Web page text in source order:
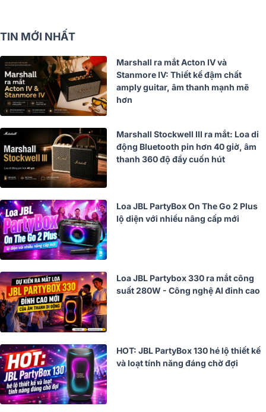
TIN MỚI NHẤT
Marshall ra mắt Acton IV và
Stanmore IV: Thiết kế đậm chất
amply guitar, âm thanh mạnh mẽ
hơn
Marshall Stockwell III ra mắt: Loa di
động Bluetooth pin hơn 40 giờ, âm
thanh 360 độ đầy cuốn hút
Loa JBL PartyBox On The Go 2 Plus
lộ diện với nhiều nâng cấp mới
Loa JBL Partybox 330 ra mắt công
suất 280W - Công nghệ AI đỉnh cao
HOT: JBL PartyBox 130 hé lộ thiết kế
và loạt tính năng đáng chờ đợi